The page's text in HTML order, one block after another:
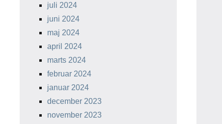
juli 2024
juni 2024
maj 2024
april 2024
marts 2024
februar 2024
januar 2024
december 2023
november 2023